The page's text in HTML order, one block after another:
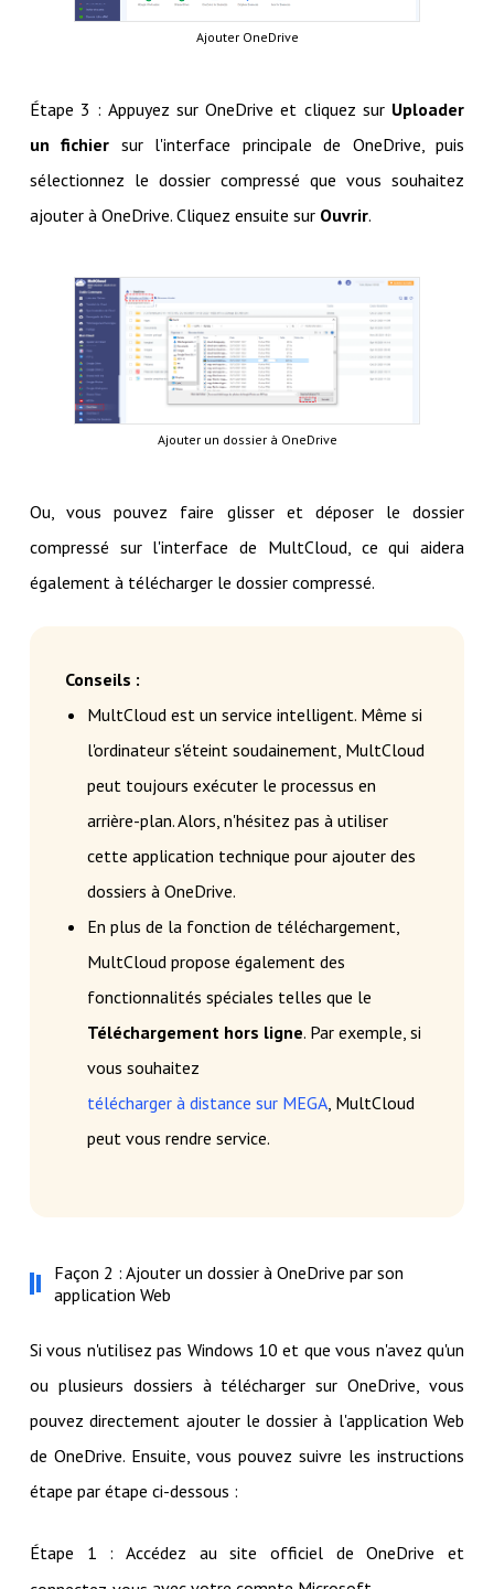
Ajouter OneDrive
Étape 3 : Appuyez sur OneDrive et cliquez sur Uploader
un fichier sur l'interface principale de OneDrive, puis
sélectionnez le dossier compressé que vous souhaitez
ajouter à OneDrive. Cliquez ensuite sur Ouvrir.
Ajouter un dossier à OneDrive
Ou, vous pouvez faire glisser et déposer le dossier
compressé sur l'interface de MultCloud, ce qui aidera
également à télécharger le dossier compressé.
Conseils :
MultCloud est un service intelligent. Même si
l'ordinateur s'éteint soudainement, MultCloud
peut toujours exécuter le processus en
arrière-plan. Alors, n'hésitez pas à utiliser
cette application technique pour ajouter des
dossiers à OneDrive.
En plus de la fonction de téléchargement,
MultCloud propose également des
fonctionnalités spéciales telles que le
Téléchargement hors ligne. Par exemple, si
vous souhaitez
télécharger à distance sur MEGA, MultCloud
peut vous rendre service.
Façon 2 : Ajouter un dossier à OneDrive par son
application Web
Si vous n'utilisez pas Windows 10 et que vous n'avez qu'un
ou plusieurs dossiers à télécharger sur OneDrive, vous
pouvez directement ajouter le dossier à l'application Web
de OneDrive. Ensuite, vous pouvez suivre les instructions
étape par étape ci-dessous :
Étape 1 : Accédez au site officiel de OneDrive et